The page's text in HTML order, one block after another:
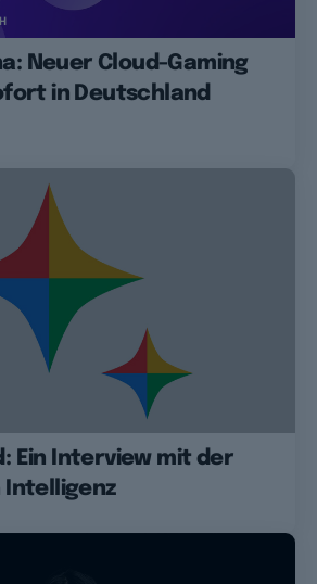
Neuer Cloud-Gaming
in Deutschland
Ein Interview mit der
Intelligenz